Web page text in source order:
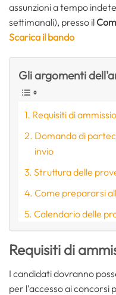
assunzioni a tempo
settimanali), presso il
Scarica il bando
Gli argomenti
Requisiti di
Domanda di
invio
Struttura delle
Come prepararsi
Calendario delle
Requisiti di
I candidati dovranno
per l’accesso ai concorsi